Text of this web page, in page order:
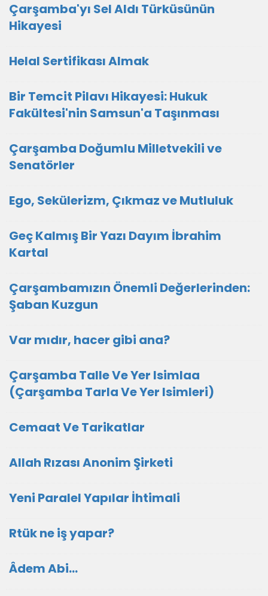
Çarşamba'yı Sel Aldı Türküsünün
Hikayesi
Helal Sertifikası Almak
Bir Temcit Pilavı Hikayesi: Hukuk
Fakültesi'nin Samsun'a Taşınması
Çarşamba Doğumlu Milletvekili ve
Senatörler
Ego, Sekülerizm, Çıkmaz ve Mutluluk
Geç Kalmış Bir Yazı Dayım İbrahim
Kartal
Çarşambamızın Önemli Değerlerinden:
Şaban Kuzgun
Var mıdır, hacer gibi ana?
Çarşamba Talle Ve Yer Isimlaa
(Çarşamba Tarla Ve Yer Isimleri)
Cemaat Ve Tarikatlar
Allah Rızası Anonim Şirketi
Yeni Paralel Yapılar İhtimali
Rtük ne iş yapar?
Âdem Abi…